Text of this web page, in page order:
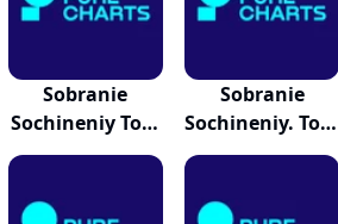
Sobranie
Sochineniy Tom
1
Sobranie
Sochineniy. Tom
3